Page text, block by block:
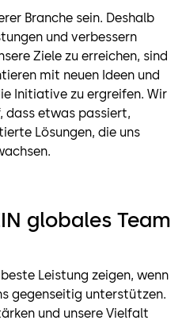
Branche sein. Deshalb
und verbessern
Ziele zu erreichen, sind
mit neuen Ideen und
Initiative zu ergreifen. Wir
dass etwas passiert,
Lösungen, die uns
globales Team
Leistung zeigen, wenn
gegenseitig unterstützen.
und unsere Vielfalt